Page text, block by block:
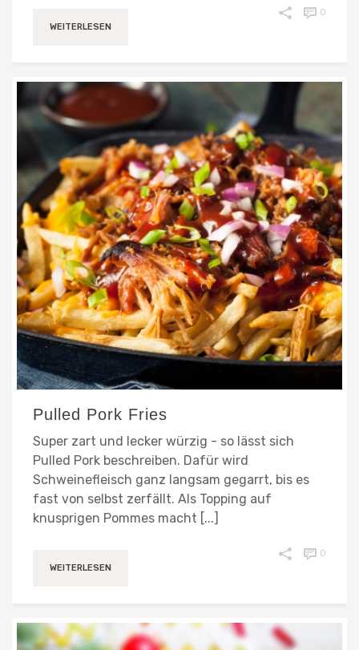
WEITERLESEN
0
Pulled Pork Fries
Super zart und lecker würzig - so lässt sich
Pulled Pork beschreiben. Dafür wird
Schweinefleisch ganz langsam gegarrt, bis es
fast von selbst zerfällt. Als Topping auf
knusprigen Pommes macht [...]
WEITERLESEN
0